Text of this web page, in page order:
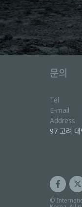
문의
Tel
E-mail
Address
97 고려 대
©